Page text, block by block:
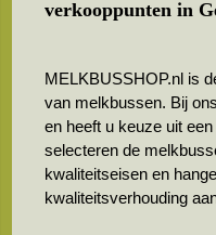
verkooppunten in
MELKBUSSHOP.nl is
van melkbussen. Bij
en heeft u keuze uit
selecteren de
kwaliteitseisen en
kwaliteitsverhouding